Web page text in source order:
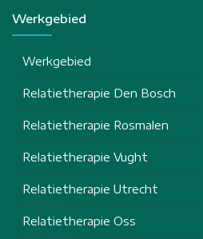
Werkgebied
Werkgebied
Relatietherapie Den Bosch
Relatietherapie Rosmalen
Relatietherapie Vught
Relatietherapie Utrecht
Relatietherapie Oss